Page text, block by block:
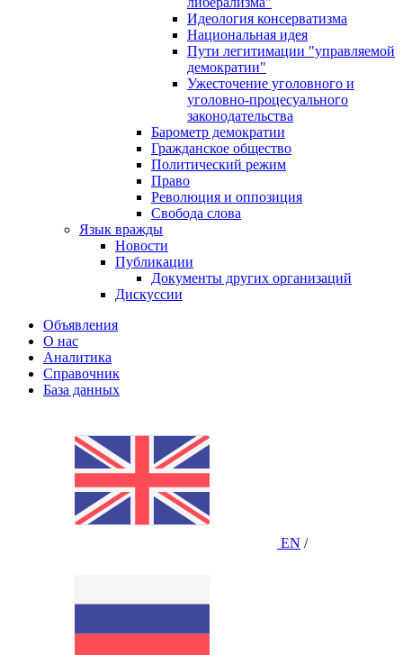
Идеология консерватизма
Национальная идея
Пути легитимации "управляемой
демократии"
Ужесточение уголовного и
уголовно-процесуального
законодательства
Барометр демократии
Гражданское общество
Политический режим
Право
Революция и оппозиция
Свобода слова
Язык вражды
Новости
Публикации
Документы других организаций
Дискуссии
Объявления
О нас
Аналитика
Справочник
База данных
EN /